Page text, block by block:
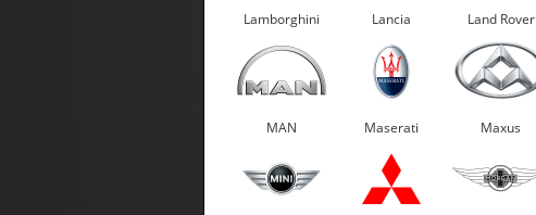
Lamborghini Lancia Land Rover
MAN Maserati Maxus